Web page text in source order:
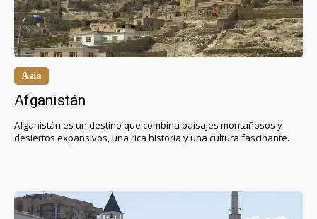
Asia
Afganistán
Afganistán es un destino que combina paisajes montañosos y
desiertos expansivos, una rica historia y una cultura fascinante.